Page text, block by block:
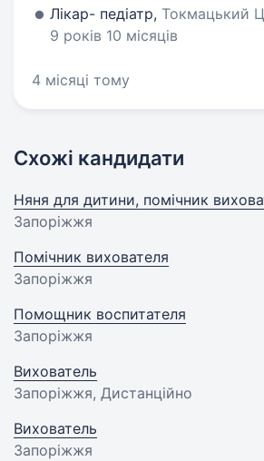
Лікар- педіатр, Токмацький
9 років 10 місяців
4 місяці тому
Схожі кандидати
Няня для дитини, помічник
Запоріжжя
Помічник вихователя
Запоріжжя
Помощник воспитателя
Запоріжжя
Вихователь
Запоріжжя, Дистанційно
Вихователь
Запоріжжя